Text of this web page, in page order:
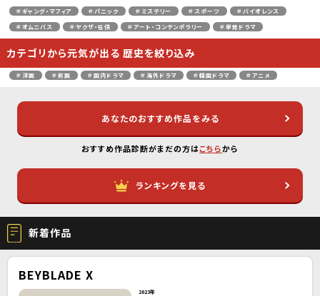
＃ギャング・マフィア
＃パニック ＃ミステリー ＃スポーツ
＃バイオレンス
＃オムニバス
＃ヤクザ・任侠 ＃アート・コンテンポラリー ＃単発ドラマ
カテゴリから元気が出る 歴史を絞り込み
＃洋画 ＃邦画 ＃国内ドラマ ＃海外ドラマ ＃韓国ドラマ ＃アニメ
あなたのおすすめ作品をみる
おすすめ作品診断がまだの方はこちらから
ランキングを見る
新着作品
BEYBLADE X
2023年